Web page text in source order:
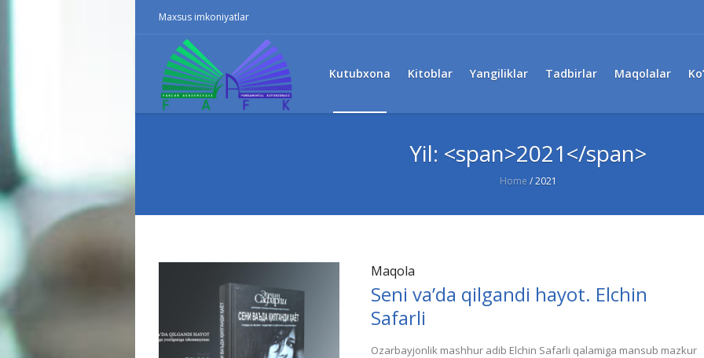
Maxsus imkoniyatlar
Kutubxona Kitoblar Yangiliklar Tadbirlar Maqolalar
Yil: <span>2021</span>
Home /2021
Maqola
Seni va’da qilgandi hayot. Elchin
Safarli
Ozarbayjonlik mashhur adib Elchin Safarli qalamiga mansub mazkur